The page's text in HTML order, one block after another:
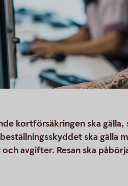
kortförsäkringen ska
ska gälla
avgifter. Resan ska